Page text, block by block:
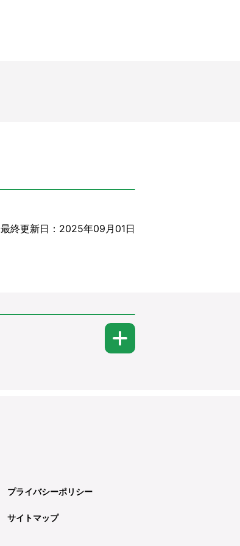
最終更新日：2025年09月01日
プライバシーポリシー
サイトマップ